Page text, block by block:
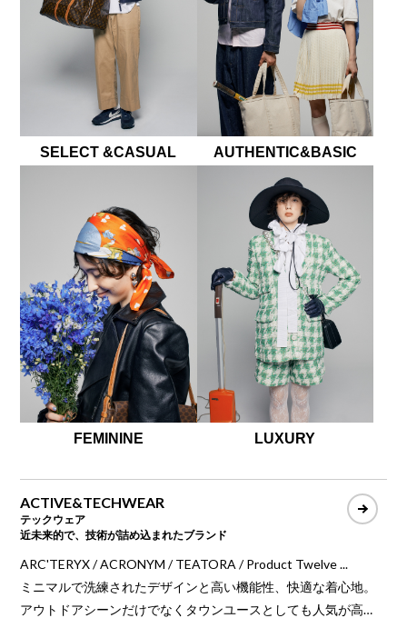
SELECT &CASUAL AUTHENTIC&BASIC
FEMININE LUXURY
ACTIVE&TECHWEAR
テックウェア
近未来的で、技術が詰め込まれたブランド
ARC'TERYX / ACRONYM / TEATORA / Product Twelve ...
ミニマルで洗練されたデザインと高い機能性、快適な着心地。
アウトドアシーンだけでなくタウンユースとしても人気が高